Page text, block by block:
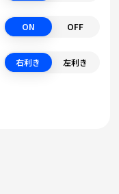
ON OFF
右利き 左利き